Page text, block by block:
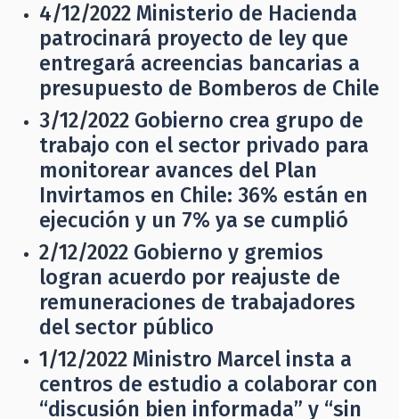
4/12/2022 Ministerio de Hacienda
patrocinará proyecto de ley que
entregará acreencias bancarias a
presupuesto de Bomberos de Chile
3/12/2022 Gobierno crea grupo de
trabajo con el sector privado para
monitorear avances del Plan
Invirtamos en Chile: 36% están en
ejecución y un 7% ya se cumplió
2/12/2022 Gobierno y gremios
logran acuerdo por reajuste de
remuneraciones de trabajadores
del sector público
1/12/2022 Ministro Marcel insta a
centros de estudio a colaborar con
“discusión bien informada” y “sin